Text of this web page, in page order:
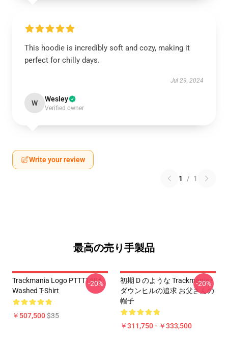
This hoodie is incredibly soft and cozy, making it
perfect for chilly days.
Jul 29, 2024
W Wesley
Verified owner
Write your review
1 / 1
最高の売り手製品
Trackmania Logo PTTT1505
Washed T-Shirt
￥507,500$35
-20%
初期 D のような Trackmania -
ダウンヒルの追求 お父さんの
帽子
￥311,750 - ￥333,500
-20%